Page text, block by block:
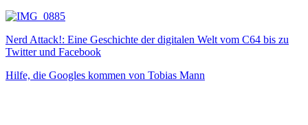
Nerd Attack!: Eine Geschichte der digitalen Welt vom C64 bis zu
Twitter und Facebook
Hilfe, die Googles kommen von Tobias Mann